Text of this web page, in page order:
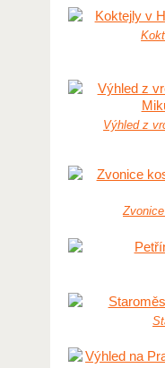
Výhled z